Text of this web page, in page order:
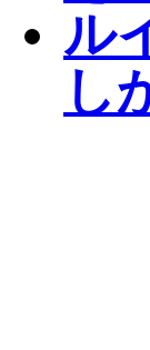
ル
し